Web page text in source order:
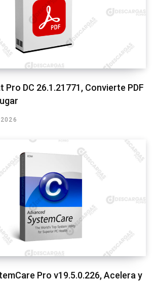
DC 26.1.21771, Convierte PDF
Pro v19.5.0.226, Acelera y